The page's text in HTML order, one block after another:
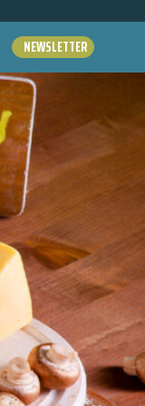
NEWSLETTER